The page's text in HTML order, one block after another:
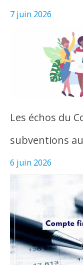
7 juin 2026
Les échos du
subventions
6 juin 2026